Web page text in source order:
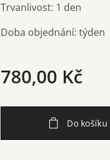
Trvanlivost: 1 den
Doba objednání: týden
780,00 Kč
Do košíku